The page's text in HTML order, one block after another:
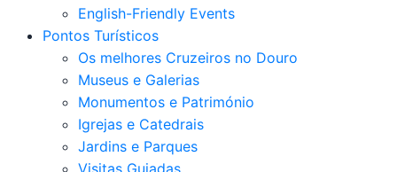
English-Friendly Events
Pontos Turísticos
Os melhores Cruzeiros no Douro​
Museus e Galerias
Monumentos e Património
Igrejas e Catedrais
Jardins e Parques